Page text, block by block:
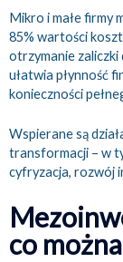
Mikro i małe firmy
85% wartości
otrzymanie zaliczki
ułatwia płynność
konieczności
Wspierane są
transformacji – w
cyfryzacja, rozwój
co